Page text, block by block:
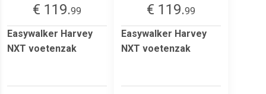
€ 119.99
Easywalker Harvey
NXT voetenzak
€ 119.99
Easywalker Harvey
NXT voetenzak